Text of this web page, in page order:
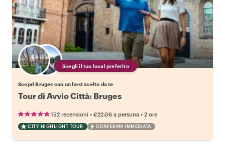
Scegli il tuo local preferito
Scopri Bruges con un host scelto da te
Tour di Avvio Città: Bruges
152 recensioni • €22.06 a persona • 2 ore
CITY HIGHLIGHT TOUR CONFERMA IMMEDIATA